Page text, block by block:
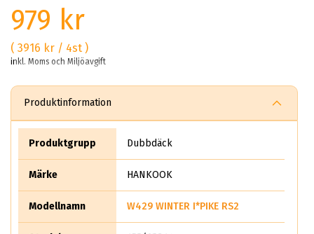
979 kr
( 3916 kr / 4st )
inkl. Moms och Miljöavgift
Produktinformation
Produktgrupp Dubbdäck
Märke HANKOOK
Modellnamn W429 WINTER I*PIKE RS2